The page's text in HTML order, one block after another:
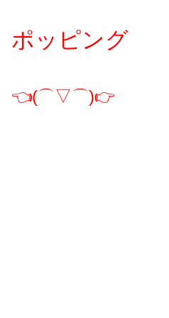
ポッピング
👈(⌒▽⌒)👉